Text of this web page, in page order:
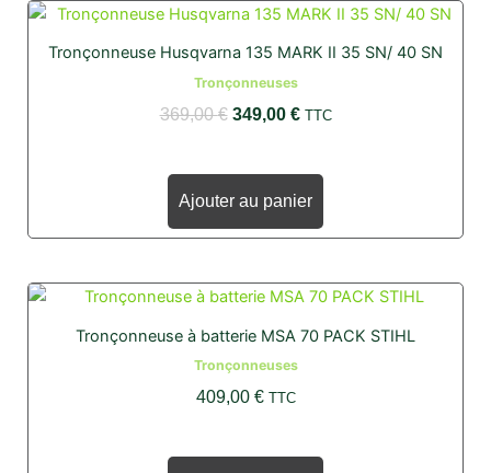
Tronçonneuse Husqvarna 135 MARK II 35 SN/ 40 SN
Tronçonneuses
369,00€
Le
prix
initial
était :
349,00 €
Le
prix
est :
TTC
Ajouter au panier
Tronçonneuse à batterie MSA 70 PACK STIHL
Tronçonneuses
409,00 € TTC